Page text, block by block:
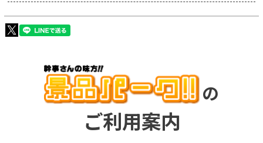
の
ご利用案内